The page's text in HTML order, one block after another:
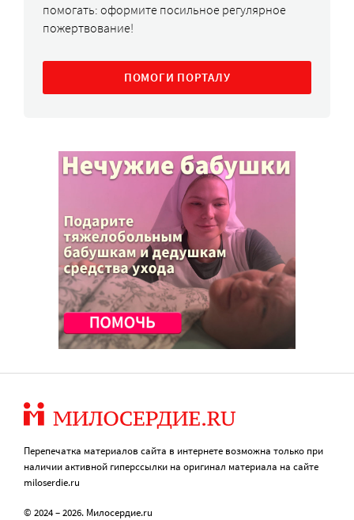
помогать: оформите посильное регулярное
пожертвование!
ПОМОГИ ПОРТАЛУ
Перепечатка материалов сайта в интернете возможна только при
наличии активной гиперссылки на оригинал материала на сайте
miloserdie.ru
© 2024 – 2026. Милосердие.ru